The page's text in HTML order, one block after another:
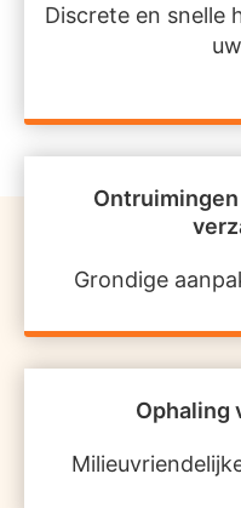
Discrete en snelle
Grondige
Ophaling